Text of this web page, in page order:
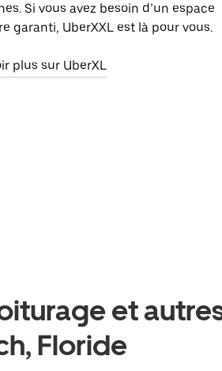
Si vous avez besoin d’un espace
garanti, UberXXL est là pour vous.
plus sur UberXL
et
Floride